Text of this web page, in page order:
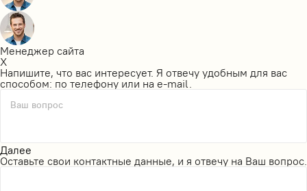
Менеджер сайта
X
Напишите, что вас интересует. Я отвечу удобным для вас
способом: по телефону или на e-mail.
Ваш вопрос
Далее
Оставьте свои контактные данные, и я отвечу на Ваш вопрос.